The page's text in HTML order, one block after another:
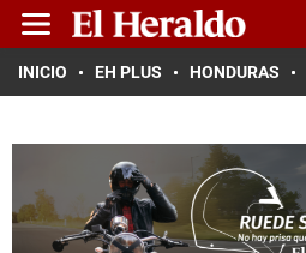
INICIO EH PLUS HONDURAS